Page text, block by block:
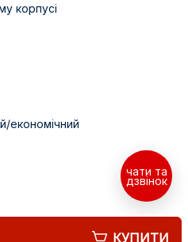
КУПИТИ
корпусі
економічний
чати та
дзвінок